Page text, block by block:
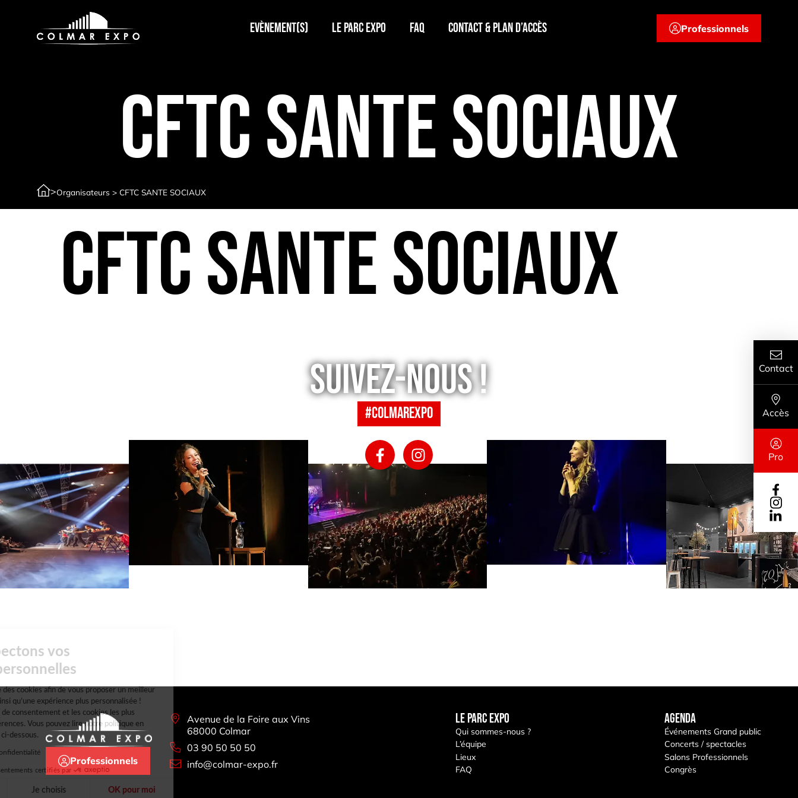
Nous respectons vos
données personnelles
Colmar Expo utilise des cookies afin de vous proposer un meilleur
accès à notre site ainsi qu’une expérience plus personnalisée !
Choisissez le mode de consentement et les cookies les plus
adaptés à vos préférences. Vous pouvez lire notre politique en
matière de cookies ci-dessous.
Lire la politique de confidentialité
Consentements certifiés par
Non merci Je choisis
Evènement(s) Le Parc Expo FAQ Contact & plan d’accès Professionnels
CFTC SANTE SOCIAUX
>Organisateurs >CFTC SANTE SOCIAUX
Contact
Accès
Pro
CFTC SANTE SOCIAUX
Suivez-nous !
#colmarexpo
Professionnels
Avenue de la Foire aux Vins
68000 Colmar
03 90 50 50 50
info@colmar-expo.fr
LE PARC EXPO
Qui sommes-nous ?
L’équipe
Lieux
FAQ
Agenda
Événements Grand public
Concerts / spectacles
Salons Professionnels
Congrès